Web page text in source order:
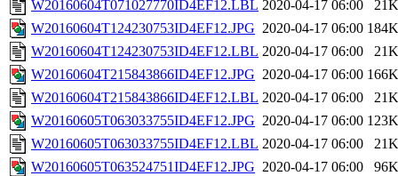
W20160604T071027770ID4EF12.LBL 2020-04-17 06:00
21K
W20160604T124230753ID4EF12.JPG 2020-04-17 06:00 184K
W20160604T124230753ID4EF12.LBL 2020-04-17 06:00
21K
W20160604T215843866ID4EF12.JPG 2020-04-17 06:00 166K
W20160604T215843866ID4EF12.LBL 2020-04-17 06:00
21K
W20160605T063033755ID4EF12.JPG 2020-04-17 06:00 123K
W20160605T063033755ID4EF12.LBL 2020-04-17 06:00
21K
W20160605T063524751ID4EF12.JPG 2020-04-17 06:00
96K